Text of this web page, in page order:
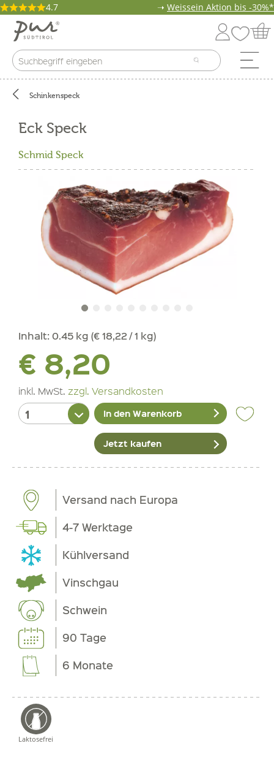
4.7 ➝ Weissein Aktion bis -30%*
Schinkenspeck
Eck Speck
Schmid Speck
Inhalt: 0.45 kg (€ 18,22 / 1 kg)
€ 8,20
inkl. MwSt. zzgl. Versandkosten
In den Warenkorb
Jetzt kaufen
Versand nach Europa
4-7 Werktage
Kühlversand
Vinschgau
Schwein
90 Tage
6 Monate
Laktosefrei